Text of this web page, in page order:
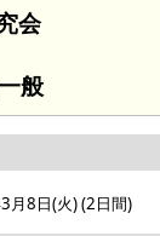
会
般
月8日(火) (2日間)